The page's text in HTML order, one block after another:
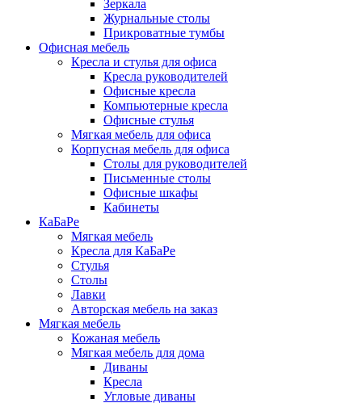
Зеркала
Журнальные столы
Прикроватные тумбы
Офисная мебель
Кресла и стулья для офиса
Кресла руководителей
Офисные кресла
Компьютерные кресла
Офисные стулья
Мягкая мебель для офиса
Корпусная мебель для офиса
Столы для руководителей
Письменные столы
Офисные шкафы
Кабинеты
КаБаРе
Мягкая мебель
Кресла для КаБаРе
Стулья
Столы
Лавки
Авторская мебель на заказ
Мягкая мебель
Кожаная мебель
Мягкая мебель для дома
Диваны
Кресла
Угловые диваны